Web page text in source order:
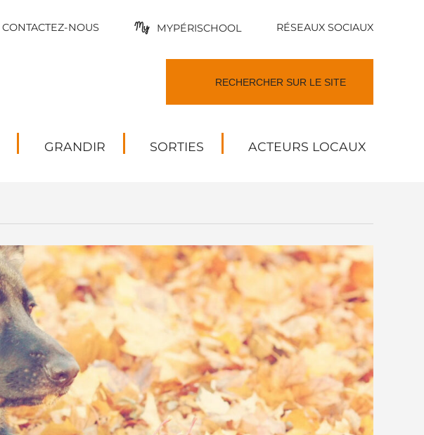
CONTACTEZ-NOUS MYPÉRISCHOOL RÉSEAUX SOCIAUX
GRANDIR SORTIES ACTEURS LOCAUX